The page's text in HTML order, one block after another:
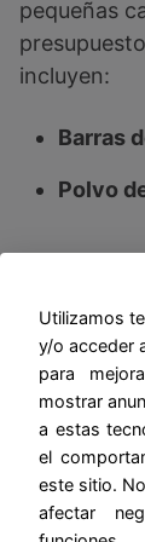
pequeñas
incluyen:
Barras
Polvo
Si
en fondos
precio del
te
del iridio
Utilizamos
y/o acceder
para
mostrar
a estas
el
este sitio.
afectar